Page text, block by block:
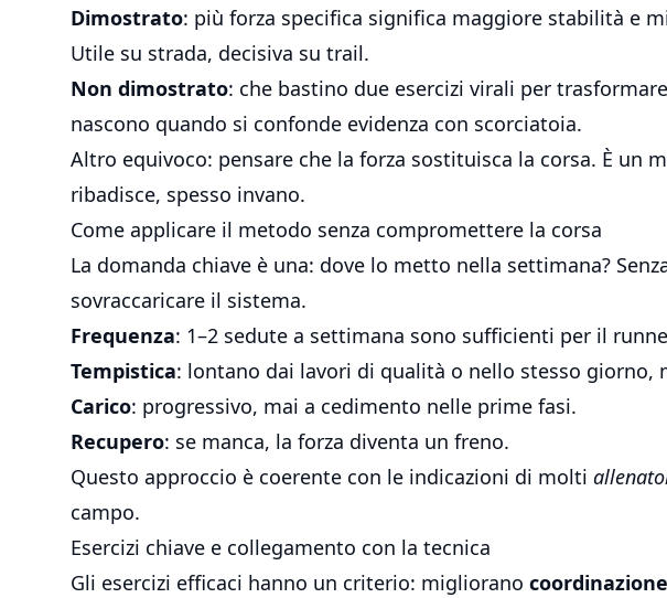
Dimostrato: più forza specifica significa maggiore stabilità e
Utile su strada, decisiva su trail.
Non dimostrato: che bastino due esercizi virali per
nascono quando si confonde evidenza con scorciatoia.
Altro equivoco: pensare che la forza sostituisca la corsa. È un
ribadisce, spesso invano.
Come applicare il metodo senza compromettere la corsa
La domanda chiave è una: dove lo metto nella settimana?
sovraccaricare il sistema.
Frequenza: 1–2 sedute a settimana sono sufficienti per il
Tempistica: lontano dai lavori di qualità o nello stesso giorno,
Carico: progressivo, mai a cedimento nelle prime fasi.
Recupero: se manca, la forza diventa un freno.
Questo approccio è coerente con le indicazioni di molti
campo.
Esercizi chiave e collegamento con la tecnica
Gli esercizi efficaci hanno un criterio: migliorano coordinazione